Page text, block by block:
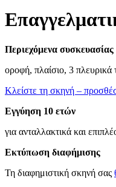
Περιεχόμενα συσκευασίας
οροφή, πλαίσιο, 3
Κλείστε τη σκηνή –
Εγγύηση 10 ετών
για ανταλλακτικά και
Εκτύπωση διαφήμισης
Τη διαφημιστική σκηνή σας